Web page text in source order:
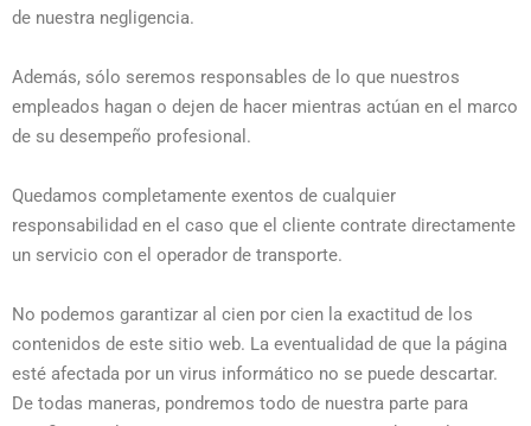
de nuestra negligencia.
Además, sólo seremos responsables de lo que nuestros
empleados hagan o dejen de hacer mientras actúan en el marco
de su desempeño profesional.
Quedamos completamente exentos de cualquier
responsabilidad en el caso que el cliente contrate directamente
un servicio con el operador de transporte.
No podemos garantizar al cien por cien la exactitud de los
contenidos de este sitio web. La eventualidad de que la página
esté afectada por un virus informático no se puede descartar.
De todas maneras, pondremos todo de nuestra parte para